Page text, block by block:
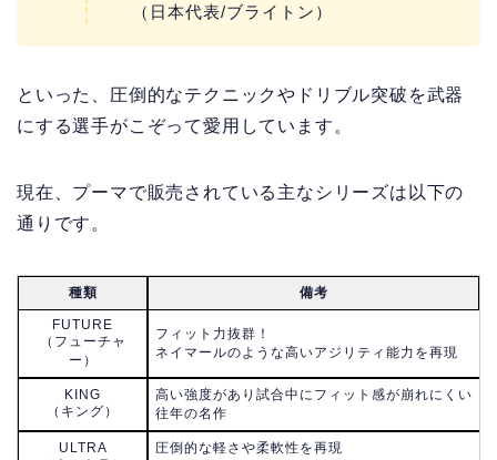
（日本代表/ブライトン）
といった、圧倒的なテクニックやドリブル突破を武器
にする選手がこぞって愛用しています。
現在、プーマで販売されている主なシリーズは以下の
通りです。
種類 備考
FUTURE
（フューチャ
ー）
フィット力抜群！
ネイマールのような高いアジリティ能力を再現
KING
（キング）
高い強度があり試合中にフィット感が崩れにくい
往年の名作
ULTRA
圧倒的な軽さや柔軟性を再現